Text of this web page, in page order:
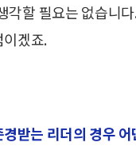
각할 필요는 없습니
겠죠.
경받는 리더의 경우